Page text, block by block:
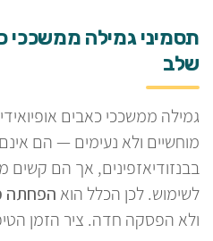
תסמיני גמילה
שלב
גמילה ממשככי כאבים
מוחשיים ולא נעימים — הם
בבנזודיאזפינים, אך הם קשים
לשימוש. לכן הכלל הוא הפחתה
ולא הפסקה חדה. ציר הזמן